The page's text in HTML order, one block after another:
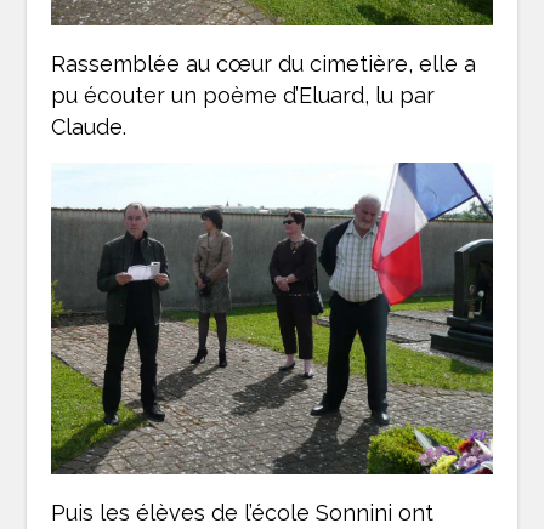
Rassemblée au cœur du cimetière, elle a
pu écouter un poème d’Eluard, lu par
Claude.
Puis les élèves de l’école Sonnini ont